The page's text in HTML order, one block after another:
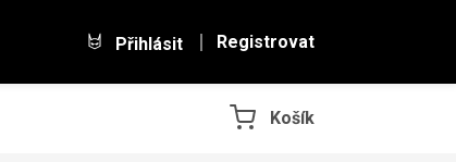
Přihlásit Registrovat
Košík